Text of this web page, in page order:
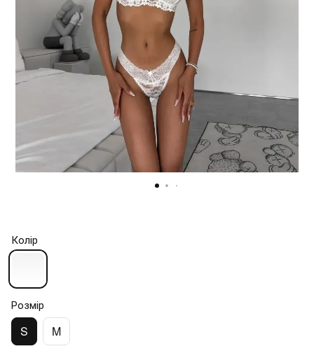
Колір
Розмір
S M